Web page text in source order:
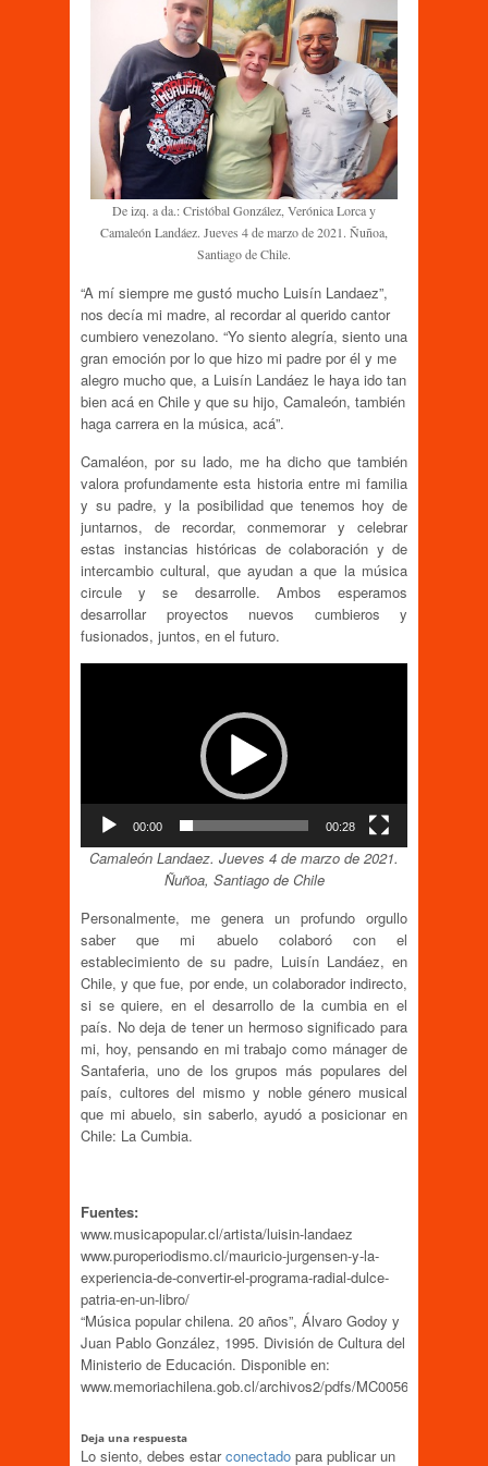
De izq. a da.: Cristóbal González, Verónica Lorca y
Camaleón Landáez. Jueves 4 de marzo de 2021. Ñuñoa,
Santiago de Chile.
“A mí siempre me gustó mucho Luisín Landaez”,
nos decía mi madre, al recordar al querido cantor
cumbiero venezolano. “Yo siento alegría, siento una
gran emoción por lo que hizo mi padre por él y me
alegro mucho que, a Luisín Landáez le haya ido tan
bien acá en Chile y que su hijo, Camaleón, también
haga carrera en la música, acá”.
Camaléon, por su lado, me ha dicho que también
valora profundamente esta historia entre mi familia
y su padre, y la posibilidad que tenemos hoy de
juntarnos, de recordar, conmemorar y celebrar
estas instancias históricas de colaboración y de
intercambio cultural, que ayudan a que la música
circule y se desarrolle. Ambos esperamos
desarrollar proyectos nuevos cumbieros y
fusionados, juntos, en el futuro.
00:00 00:28
Camaleón Landaez. Jueves 4 de marzo de 2021.
Ñuñoa, Santiago de Chile
Personalmente, me genera un profundo orgullo
saber que mi abuelo colaboró con el
establecimiento de su padre, Luisín Landáez, en
Chile, y que fue, por ende, un colaborador indirecto,
si se quiere, en el desarrollo de la cumbia en el
país. No deja de tener un hermoso significado para
mi, hoy, pensando en mi trabajo como mánager de
Santaferia, uno de los grupos más populares del
país, cultores del mismo y noble género musical
que mi abuelo, sin saberlo, ayudó a posicionar en
Chile: La Cumbia.
Fuentes:
www.musicapopular.cl/artista/luisin-landaez
www.puroperiodismo.cl/mauricio-jurgensen-y-la-
experiencia-de-convertir-el-programa-radial-dulce-
patria-en-un-libro/
“Música popular chilena. 20 años”, Álvaro Godoy y
Juan Pablo González, 1995. División de Cultura del
Ministerio de Educación. Disponible en:
www.memoriachilena.gob.cl/archivos2/pdfs/MC0056809.pdf)
Deja una respuesta
Lo siento, debes estarconectado para publicar un